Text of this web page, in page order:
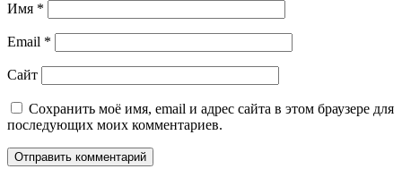
Имя *
Email *
Сайт
Сохранить моё имя, email и адрес сайта в этом браузере для
последующих моих комментариев.